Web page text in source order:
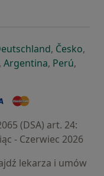
karcie
w nowej karcie
się w nowej
otwiera się
, Česko,
nowej karcie
w nowej karcie
otwiera się w nowej
, Argentinaotwiera się
, Perú,
(DSA) art. 24:
- Czerwiec 2026
lekarza i umów